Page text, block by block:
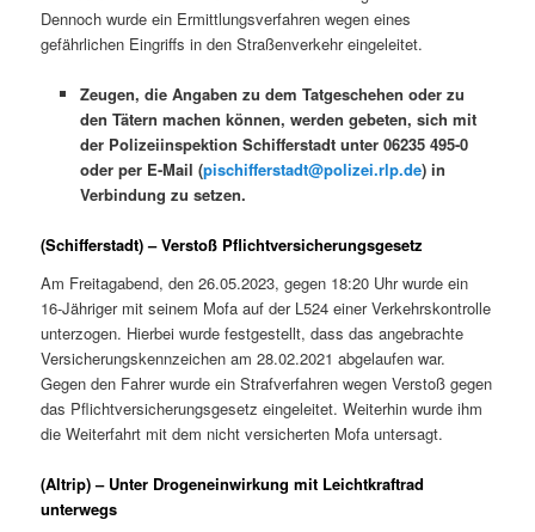
Dennoch wurde ein Ermittlungsverfahren wegen eines
gefährlichen Eingriffs in den Straßenverkehr eingeleitet.
Zeugen, die Angaben zu dem Tatgeschehen oder zu
den Tätern machen können, werden gebeten, sich mit
der Polizeiinspektion Schifferstadt unter 06235 495-0
oder per E-Mail (pischifferstadt@polizei.rlp.de) in
Verbindung zu setzen.
(Schifferstadt) – Verstoß Pflichtversicherungsgesetz
Am Freitagabend, den 26.05.2023, gegen 18:20 Uhr wurde ein
16-Jähriger mit seinem Mofa auf der L524 einer Verkehrskontrolle
unterzogen. Hierbei wurde festgestellt, dass das angebrachte
Versicherungskennzeichen am 28.02.2021 abgelaufen war.
Gegen den Fahrer wurde ein Strafverfahren wegen Verstoß gegen
das Pflichtversicherungsgesetz eingeleitet. Weiterhin wurde ihm
die Weiterfahrt mit dem nicht versicherten Mofa untersagt.
(Altrip) – Unter Drogeneinwirkung mit Leichtkraftrad
unterwegs